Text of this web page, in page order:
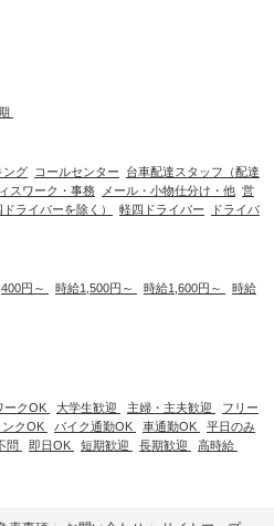
ング コールセンター
台車配達スタッフ（配達
スワーク・事務 メール・小物仕分け・他 営
ライバーを除く） 軽四ドライバー
ドライバ
円～ 時給1,500円～ 時給1,600円～
時給
ークOK 大学生歓迎 主婦・主夫歓迎
フリー
ンクOK バイク通勤OK 車通勤OK
平日のみ
問 即日OK 短期歓迎 長期歓迎 高時給